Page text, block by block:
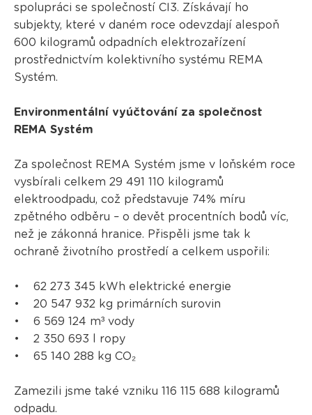
spolupráci se společností CI3. Získávají ho
subjekty, které v daném roce odevzdají alespoň
600 kilogramů odpadních elektrozařízení
prostřednictvím kolektivního systému REMA
Systém.
Environmentální vyúčtování za společnost
REMA Systém
Za společnost REMA Systém jsme v loňském roce
vysbírali celkem 29 491 110 kilogramů
elektroodpadu, což představuje 74% míru
zpětného odběru – o devět procentních bodů víc,
než je zákonná hranice. Přispěli jsme tak k
ochraně životního prostředí a celkem uspořili:
• 62 273 345 kWh elektrické energie
• 20 547 932 kg primárních surovin
• 6 569 124 m³ vody
• 2 350 693 l ropy
• 65 140 288 kg CO₂
Zamezili jsme také vzniku 116 115 688 kilogramů
odpadu.